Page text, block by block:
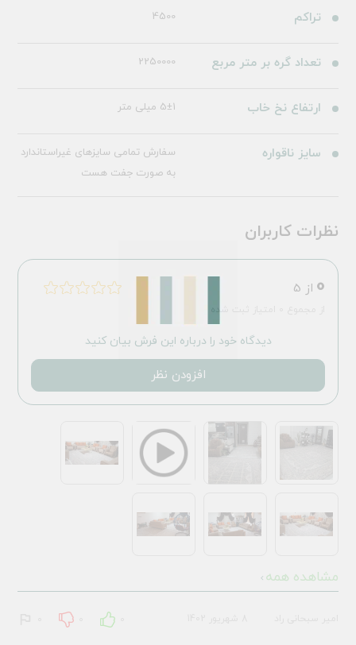
تراکم 4500
تعداد گره بر متر مربع 2250000
ارتفاع نخ خاب 5±1 میلی متر
سایز ناقواره
سفارش تمامی سایزهای غیراستاندارد
به صورت جفت هست
نظرات کاربران
0 از 5
دیدگاه خود را درباره این فرش بیان کنید
افزودن نظر
مشاهده همه